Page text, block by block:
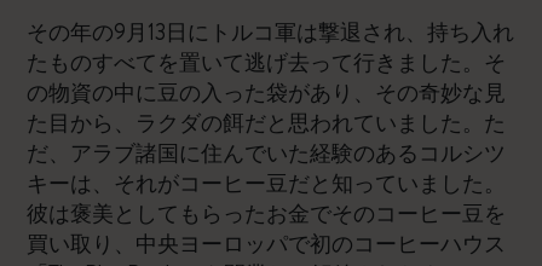
その年の9月13日にトルコ軍は撃退され、持ち入れ
たものすべてを置いて逃げ去って行きました。そ
の物資の中に豆の入った袋があり、その奇妙な見
た目から、ラクダの餌だと思われていました。た
だ、アラブ諸国に住んでいた経験のあるコルシツ
キーは、それがコーヒー豆だと知っていました。
彼は褒美としてもらったお金でそのコーヒー豆を
買い取り、中央ヨーロッパで初のコーヒーハウス